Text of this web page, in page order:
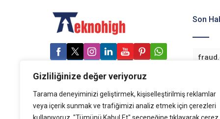
Gizliliğinize değer veriyoruz
Tarama deneyiminizi geliştirmek, kişiselleştirilmiş reklamlar
veya içerik sunmak ve trafiğimizi analiz etmek için çerezleri
sunuyor. WindFree™ Premium
Black klima, modern yaşam tarzına
rengiyle mekanlara zarafet katıyor.
Soğuk kış aylarında bile etkili bir...
bir
Son